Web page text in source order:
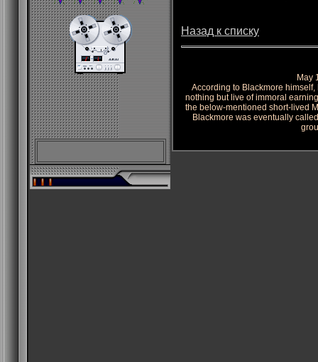
Назад к списку
May
According to Blackmore
nothing but live of immoral
the below-mentioned short-lived
Blackmore was eventually